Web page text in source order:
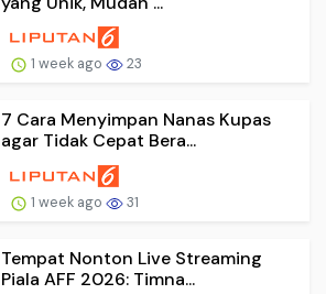
1 week ago 23
7 Cara Menyimpan Nanas Kupas
agar Tidak Cepat Bera...
1 week ago 31
Tempat Nonton Live Streaming
Piala AFF 2026: Timna...